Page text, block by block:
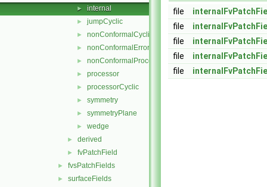
► internal
► jumpCyclic
► nonConformalCyclic
► nonConformalError
► nonConformalProcessorCyclic
► processor
► processorCyclic
► symmetry
► symmetryPlane
► wedge
► derived
► fvPatchField
► fvsPatchFields
► surfaceFields
file
file
file
file
file